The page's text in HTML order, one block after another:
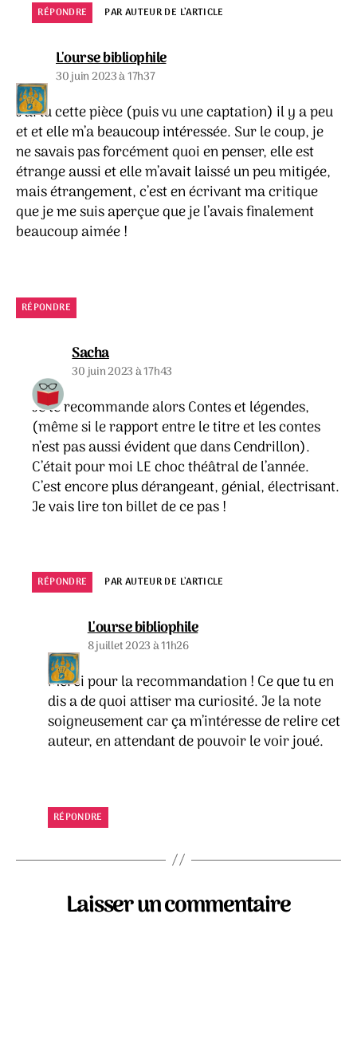
RÉPONDRE PAR AUTEUR DE L’ARTICLE
L'ourse bibliophiledit :
30 juin 2023 à 17h37
J’ai lu cette pièce (puis vu une captation) il y a peu
et et elle m’a beaucoup intéressée. Sur le coup, je
ne savais pas forcément quoi en penser, elle est
étrange aussi et elle m’avait laissé un peu mitigée,
mais étrangement, c’est en écrivant ma critique
que je me suis aperçue que je l’avais finalement
beaucoup aimée !
RÉPONDRE
Sachadit :
30 juin 2023 à 17h43
Je te recommande alors Contes et légendes,
(même si le rapport entre le titre et les contes
n’est pas aussi évident que dans Cendrillon).
C’était pour moi LE choc théâtral de l’année.
C’est encore plus dérangeant, génial, électrisant.
Je vais lire ton billet de ce pas !
RÉPONDRE PAR AUTEUR DE L’ARTICLE
L'ourse bibliophiledit :
8 juillet 2023 à 11h26
Merci pour la recommandation ! Ce que tu en
dis a de quoi attiser ma curiosité. Je la note
soigneusement car ça m’intéresse de relire cet
auteur, en attendant de pouvoir le voir joué.
RÉPONDRE
Laisser un commentaire